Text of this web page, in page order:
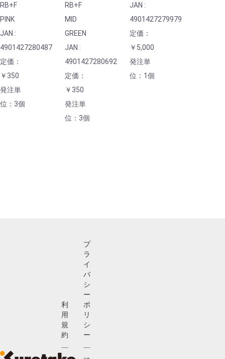
RB+F
PINK
JAN :
4901427280487
定価：
￥350
発注単
位：3個
RB+F
MID
GREEN
JAN :
4901427280692
定価：
￥350
発注単
位：3個
JAN :
4901427279979
定価：
￥5,000
発注単
位：1個
利
用
規
約
プ
ラ
イ
バ
シ
ー
ポ
リ
シ
ー